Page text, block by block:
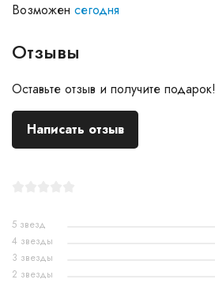
Возможен сегодня
Отзывы
Оставьте отзыв и получите подарок!
Написать отзыв
5 звезд
4 звезды
3 звезды
2 звезды